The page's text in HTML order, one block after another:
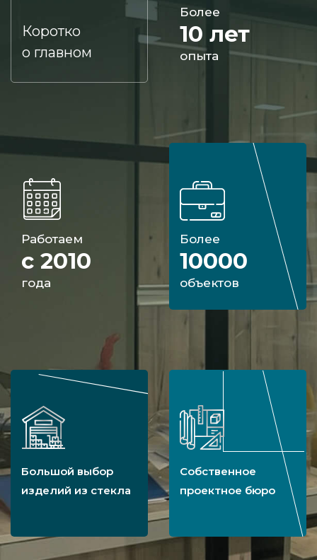
Коротко
о главном
Более
10 лет
опыта
Работаем
с 2010
года
Более
10000
объектов
Большой выбор
изделий из стекла
Собственное
проектное бюро